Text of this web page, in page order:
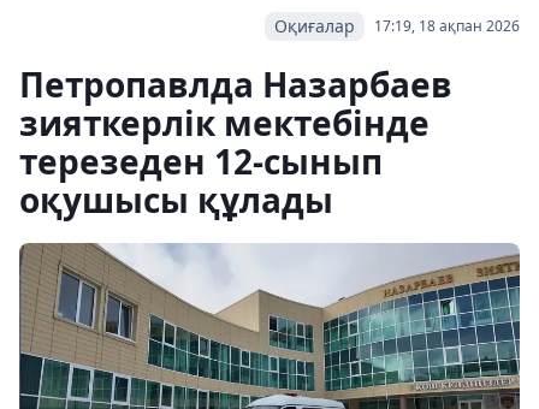
17:19, 18 ақпан 2026
Оқиғалар
Петропавлда Назарбаев
зияткерлік мектебінде
терезеден 12-сынып
оқушысы құлады